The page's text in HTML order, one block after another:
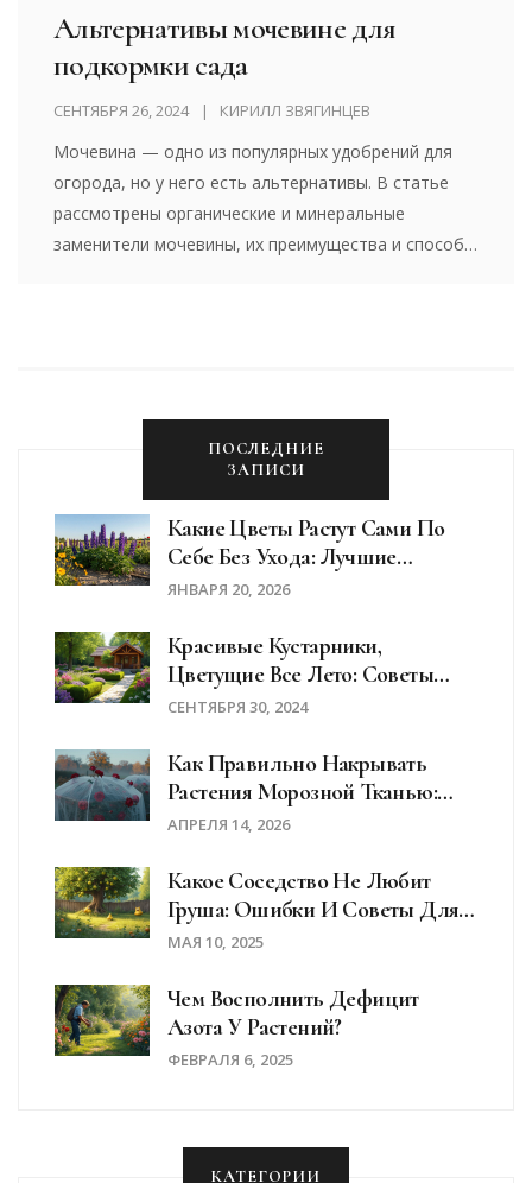
Альтернативы мочевине для
подкормки сада
СЕНТЯБРЯ 26, 2024 КИРИЛЛ ЗВЯГИНЦЕВ
Мочевина — одно из популярных удобрений для
огорода, но у него есть альтернативы. В статье
рассмотрены органические и минеральные
заменители мочевины, их преимущества и способы
ПОСЛЕДНИЕ
ЗАПИСИ
Какие Цветы Растут Сами По
Себе Без Ухода: Лучшие
Неприхотливые Сорта Для
ЯНВАРЯ 20, 2026
Красивые Кустарники,
Цветущие Все Лето: Советы
Для Вашего Сада
СЕНТЯБРЯ 30, 2024
Как Правильно Накрывать
Растения Морозной Тканью:
Пошаговая Инструкция
АПРЕЛЯ 14, 2026
Какое Соседство Не Любит
Груша: Ошибки И Советы Для
Сада
МАЯ 10, 2025
Чем Восполнить Дефицит
Азота У Растений?
ФЕВРАЛЯ 6, 2025
КАТЕГОРИИ